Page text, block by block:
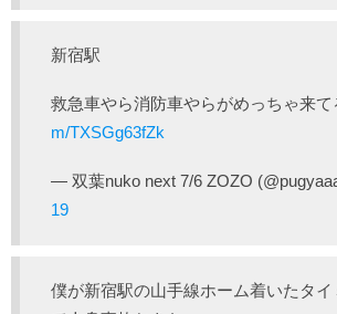
新宿駅
救急車やら消防車やらがめっちゃ来て
m/TXSGg63fZk
— 双葉nuko next 7/6 ZOZO
19
僕が新宿駅の山手線ホーム着いたタ